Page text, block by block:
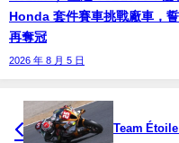
Honda 套件賽車挑戰廠車，
再奪冠
2026 年 8 月 5 日
Team Étoile